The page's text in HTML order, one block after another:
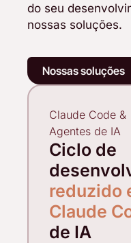
do seu
nossas soluções.
Nossas soluções
Claude Code &
Agentes de IA
Ciclo de
reduzido
Claude
de IA